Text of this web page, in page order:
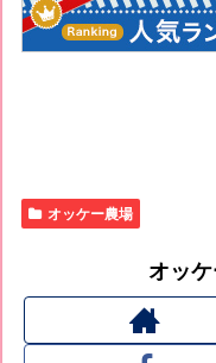
オッケー農場
オッ